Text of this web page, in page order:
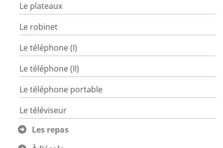
Le plateaux
Le robinet
Le téléphone (I)
Le téléphone (II)
Le téléphone portable
Le téléviseur
Les repas